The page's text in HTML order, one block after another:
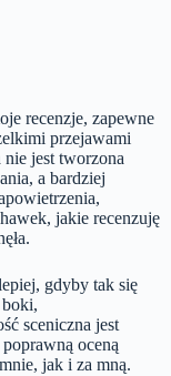
recenzje, zapewne
przejawami
nie jest tworzona
a bardziej
jakie recenzuję
gdyby tak się
boki,
sceniczna jest
oceną
jak i za mną.